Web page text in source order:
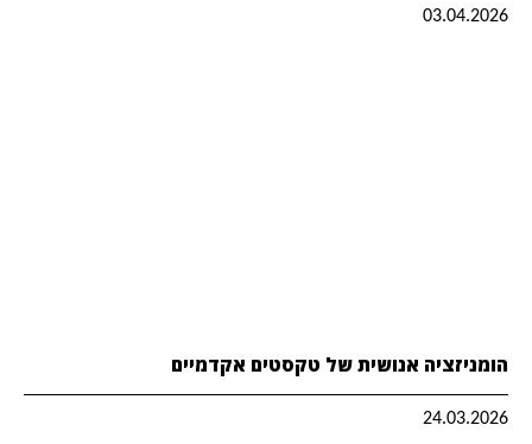
03.04.2026
הומניזציה אנושית של טקסטים אקדמיים
24.03.2026